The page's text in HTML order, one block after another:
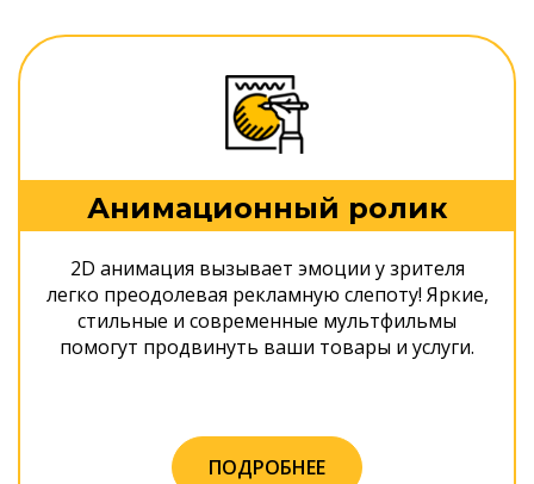
Анимационный ролик
2D анимация вызывает эмоции у зрителя
легко преодолевая рекламную слепоту! Яркие,
стильные и современные мультфильмы
помогут продвинуть ваши товары и услуги.
ПОДРОБНЕЕ